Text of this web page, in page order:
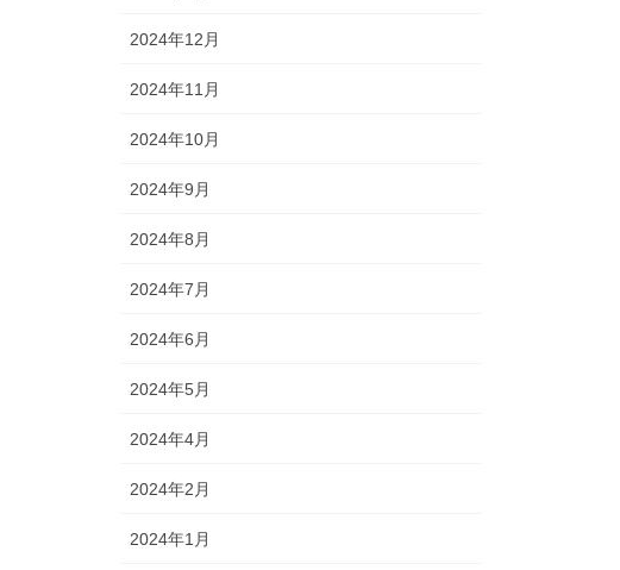
2024年12月
2024年11月
2024年10月
2024年9月
2024年8月
2024年7月
2024年6月
2024年5月
2024年4月
2024年2月
2024年1月